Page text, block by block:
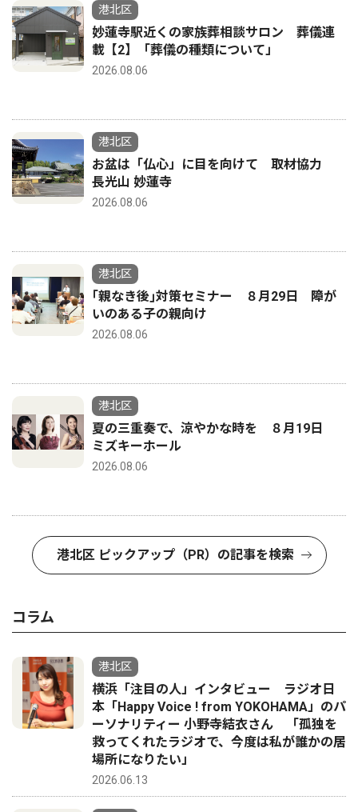
港北区
妙蓮寺駅近くの家族葬相談サロン 葬儀連
載【2】「葬儀の種類について」
2026.08.06
港北区
お盆は「仏心」に目を向けて 取材協力
長光山 妙蓮寺
2026.08.06
港北区
｢親なき後｣対策セミナー ８月29日 障が
いのある子の親向け
2026.08.06
港北区
夏の三重奏で、涼やかな時を ８月19日
ミズキーホール
2026.08.06
港北区 ピックアップ（PR）の記事を検索
コラム
港北区
横浜「注目の人」インタビュー ラジオ日
本「Happy Voice ! from YOKOHAMA」のパ
ーソナリティー 小野寺結衣さん 「孤独を
救ってくれたラジオで、今度は私が誰かの居
場所になりたい」
2026.06.13